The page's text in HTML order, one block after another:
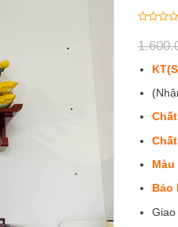
xếp
hạng
5
Màu
Bảo